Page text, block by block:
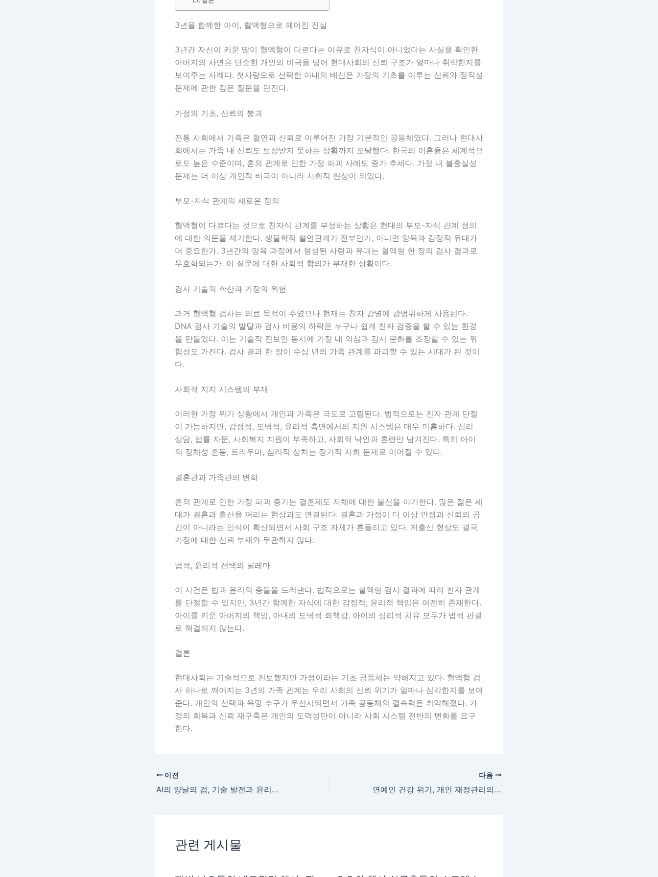
3년을 함께한 아이, 혈액형으로 깨어진 진실
3년간 자신이 키운 딸이 혈액형이 다르다는 이유로 친자식이 아니었다는 사실을 확인한
아버지의 사연은 단순한 개인의 비극을 넘어 현대사회의 신뢰 구조가 얼마나 취약한지를
보여주는 사례다. 첫사랑으로 선택한 아내의 배신은 가정의 기초를 이루는 신뢰와 정직성
문제에 관한 깊은 질문을 던진다.
가정의 기초, 신뢰의 붕괴
전통 사회에서 가족은 혈연과 신뢰로 이루어진 가장 기본적인 공동체였다. 그러나 현대사
회에서는 가족 내 신뢰도 보장받지 못하는 상황까지 도달했다. 한국의 이혼율은 세계적으
로도 높은 수준이며, 혼외 관계로 인한 가정 파괴 사례도 증가 추세다. 가정 내 불충실성
문제는 더 이상 개인적 비극이 아니라 사회적 현상이 되었다.
부모-자식 관계의 새로운 정의
혈액형이 다르다는 것으로 친자식 관계를 부정하는 상황은 현대의 부모-자식 관계 정의
에 대한 의문을 제기한다. 생물학적 혈연관계가 전부인가, 아니면 양육과 감정적 유대가
더 중요한가. 3년간의 양육 과정에서 형성된 사랑과 유대는 혈액형 한 장의 검사 결과로
무효화되는가. 이 질문에 대한 사회적 합의가 부재한 상황이다.
검사 기술의 확산과 가정의 위험
과거 혈액형 검사는 의료 목적이 주였으나 현재는 친자 감별에 광범위하게 사용된다.
DNA 검사 기술의 발달과 검사 비용의 하락은 누구나 쉽게 친자 검증을 할 수 있는 환경
을 만들었다. 이는 기술적 진보인 동시에 가정 내 의심과 감시 문화를 조장할 수 있는 위
험성도 가진다. 검사 결과 한 장이 수십 년의 가족 관계를 파괴할 수 있는 시대가 된 것이
다.
사회적 지지 시스템의 부재
이러한 가정 위기 상황에서 개인과 가족은 극도로 고립된다. 법적으로는 친자 관계 단절
이 가능하지만, 감정적, 도덕적, 윤리적 측면에서의 지원 시스템은 매우 미흡하다. 심리
상담, 법률 자문, 사회복지 지원이 부족하고, 사회적 낙인과 혼란만 남겨진다. 특히 아이
의 정체성 혼동, 트라우마, 심리적 상처는 장기적 사회 문제로 이어질 수 있다.
결혼관과 가족관의 변화
혼외 관계로 인한 가정 파괴 증가는 결혼제도 자체에 대한 불신을 야기한다. 많은 젊은 세
대가 결혼과 출산을 꺼리는 현상과도 연결된다. 결혼과 가정이 더 이상 안정과 신뢰의 공
간이 아니라는 인식이 확산되면서 사회 구조 자체가 흔들리고 있다. 저출산 현상도 결국
가정에 대한 신뢰 부재와 무관하지 않다.
법적, 윤리적 선택의 딜레마
이 사건은 법과 윤리의 충돌을 드러낸다. 법적으로는 혈액형 검사 결과에 따라 친자 관계
를 단절할 수 있지만, 3년간 함께한 자식에 대한 감정적, 윤리적 책임은 여전히 존재한다.
아이를 키운 아버지의 책임, 아내의 도덕적 죄책감, 아이의 심리적 치유 모두가 법적 판결
로 해결되지 않는다.
결론
현대사회는 기술적으로 진보했지만 가정이라는 기초 공동체는 약해지고 있다. 혈액형 검
사 하나로 깨어지는 3년의 가족 관계는 우리 사회의 신뢰 위기가 얼마나 심각한지를 보여
준다. 개인의 선택과 욕망 추구가 우선시되면서 가족 공동체의 결속력은 취약해졌다. 가
정의 회복과 신뢰 재구축은 개인의 도덕성만이 아니라 사회 시스템 전반의 변화를 요구
한다.
이전
AI의 양날의 검, 기술 발전과 윤리의 충돌
다음
연예인 건강 위기, 개인 재정관리의 신호탄이 되다
관련 게시물